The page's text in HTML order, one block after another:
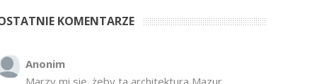
KOMENTARZE
Anonim
Marzy mi się, żeby ta architektura Mazur,